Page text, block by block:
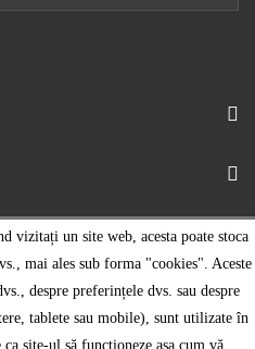
vizitați un site web, acesta poate stoca
mai ales sub forma "cookies". Aceste
despre preferințele dvs. sau despre
tablete sau mobile), sunt utilizate în
site-ul să funcționeze așa cum vă